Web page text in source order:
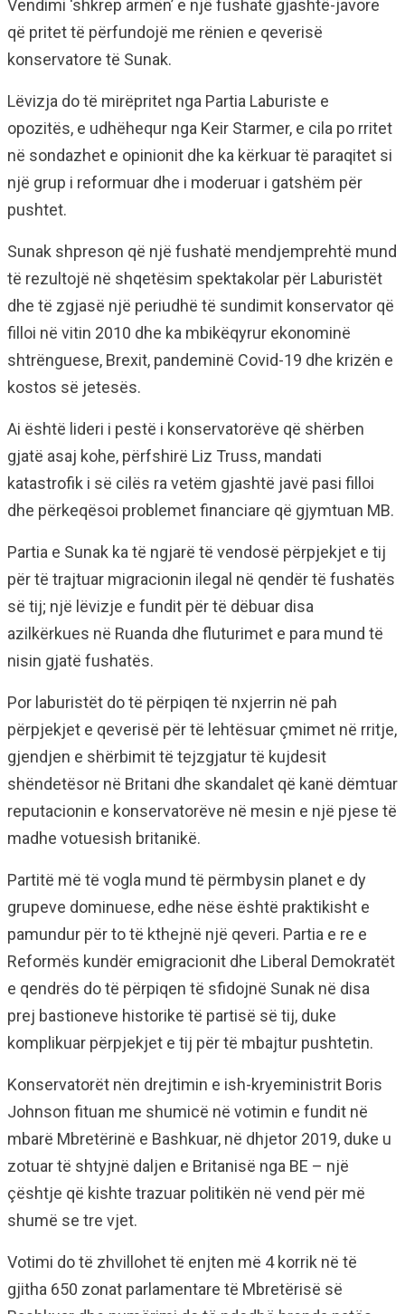
Vendimi ‘shkrep armën’ e një fushatë gjashtë-javore
që pritet të përfundojë me rënien e qeverisë
konservatore të Sunak.
Lëvizja do të mirëpritet nga Partia Laburiste e
opozitës, e udhëhequr nga Keir Starmer, e cila po rritet
në sondazhet e opinionit dhe ka kërkuar të paraqitet si
një grup i reformuar dhe i moderuar i gatshëm për
pushtet.
Sunak shpreson që një fushatë mendjemprehtë mund
të rezultojë në shqetësim spektakolar për Laburistët
dhe të zgjasë një periudhë të sundimit konservator që
filloi në vitin 2010 dhe ka mbikëqyrur ekonominë
shtrënguese, Brexit, pandeminë Covid-19 dhe krizën e
kostos së jetesës.
Ai është lideri i pestë i konservatorëve që shërben
gjatë asaj kohe, përfshirë Liz Truss, mandati
katastrofik i së cilës ra vetëm gjashtë javë pasi filloi
dhe përkeqësoi problemet financiare që gjymtuan MB.
Partia e Sunak ka të ngjarë të vendosë përpjekjet e tij
për të trajtuar migracionin ilegal në qendër të fushatës
së tij; një lëvizje e fundit për të dëbuar disa
azilkërkues në Ruanda dhe fluturimet e para mund të
nisin gjatë fushatës.
Por laburistët do të përpiqen të nxjerrin në pah
përpjekjet e qeverisë për të lehtësuar çmimet në rritje,
gjendjen e shërbimit të tejzgjatur të kujdesit
shëndetësor në Britani dhe skandalet që kanë dëmtuar
reputacionin e konservatorëve në mesin e një pjese të
madhe votuesish britanikë.
Partitë më të vogla mund të përmbysin planet e dy
grupeve dominuese, edhe nëse është praktikisht e
pamundur për to të kthejnë një qeveri. Partia e re e
Reformës kundër emigracionit dhe Liberal Demokratët
e qendrës do të përpiqen të sfidojnë Sunak në disa
prej bastioneve historike të partisë së tij, duke
komplikuar përpjekjet e tij për të mbajtur pushtetin.
Konservatorët nën drejtimin e ish-kryeministrit Boris
Johnson fituan me shumicë në votimin e fundit në
mbarë Mbretërinë e Bashkuar, në dhjetor 2019, duke u
zotuar të shtyjnë daljen e Britanisë nga BE – një
çështje që kishte trazuar politikën në vend për më
shumë se tre vjet.
Votimi do të zhvillohet të enjten më 4 korrik në të
gjitha 650 zonat parlamentare të Mbretërisë së